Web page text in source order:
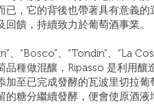
已，它的背後也帶著具有意義的
饋，持續致力於葡萄酒事業。
、“Bosco”、“Tondin”、“La
品種做混釀，Ripasso 是利用釀
加至已完成發酵的瓦波里切拉葡
的糖分繼續發酵，便會使原酒